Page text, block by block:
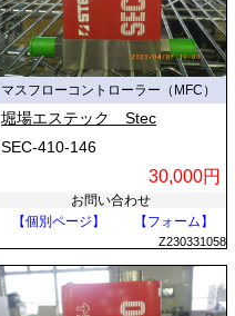
マスフローコントローラー（MFC）
堀場エステック Stec
SEC-410-146
30,000円
お問い合わせ
【個別ページ】
【フォーム】
Z230331058